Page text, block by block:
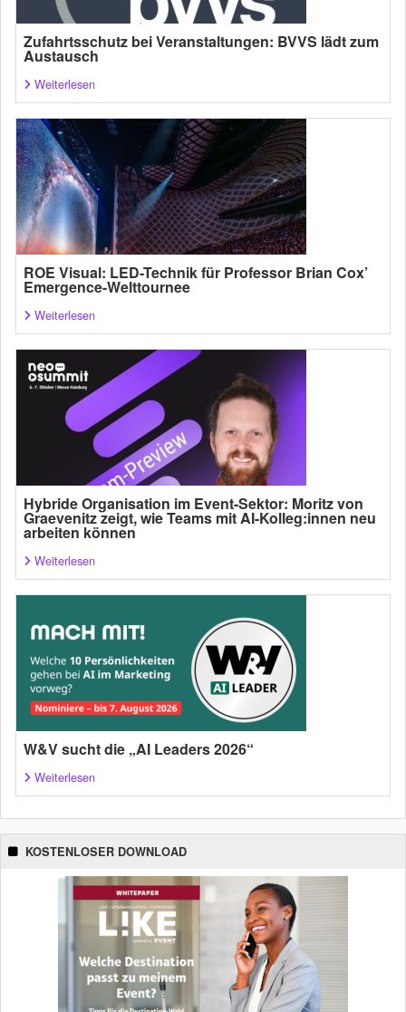
Zufahrtsschutz bei Veranstaltungen: BVVS lädt zum
Austausch
Weiterlesen
ROE Visual: LED-Technik für Professor Brian Cox’
Emergence-Welttournee
Weiterlesen
Hybride Organisation im Event-Sektor: Moritz von
Graevenitz zeigt, wie Teams mit AI-Kolleg:innen neu
arbeiten können
Weiterlesen
W&V sucht die „AI Leaders 2026“
Weiterlesen
KOSTENLOSER DOWNLOAD